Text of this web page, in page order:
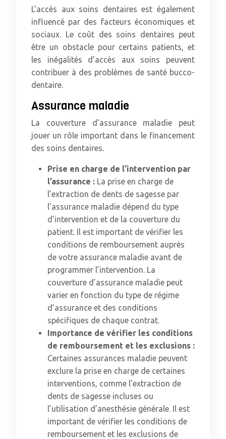
L’accès aux soins dentaires est également
influencé par des facteurs économiques et
sociaux. Le coût des soins dentaires peut
être un obstacle pour certains patients, et
les inégalités d’accès aux soins peuvent
contribuer à des problèmes de santé bucco-
dentaire.
Assurance maladie
La couverture d’assurance maladie peut
jouer un rôle important dans le financement
des soins dentaires.
Prise en charge de l’intervention par
l’assurance : La prise en charge de
l’extraction de dents de sagesse par
l’assurance maladie dépend du type
d’intervention et de la couverture du
patient. Il est important de vérifier les
conditions de remboursement auprès
de votre assurance maladie avant de
programmer l’intervention. La
couverture d’assurance maladie peut
varier en fonction du type de régime
d’assurance et des conditions
spécifiques de chaque contrat.
Importance de vérifier les conditions
de remboursement et les exclusions :
Certaines assurances maladie peuvent
exclure la prise en charge de certaines
interventions, comme l’extraction de
dents de sagesse incluses ou
l’utilisation d’anesthésie générale. Il est
important de vérifier les conditions de
remboursement et les exclusions de